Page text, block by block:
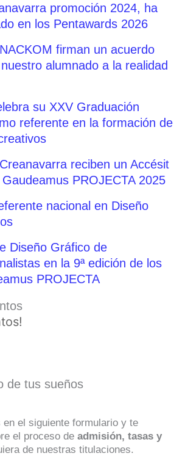
promoción 2024, ha
en los Pentawards 2026
firman un acuerdo
alumnado a la realidad
su XXV Graduación
referente en la formación de
reciben un Accésit
PROJECTA 2025
nacional en Diseño
Diseño Gráfico de
en la 9ª edición de los
PROJECTA
de tus sueños
en el siguiente formulario y te
el proceso de admisión, tasas y
de nuestras titulaciones.